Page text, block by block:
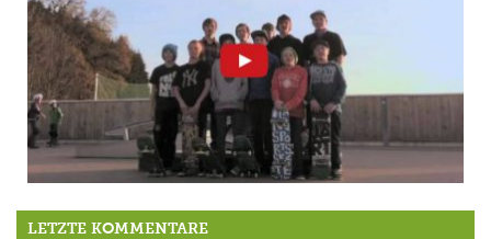
Die Skater vom Skatepark Berg
LETZTE KOMMENTARE